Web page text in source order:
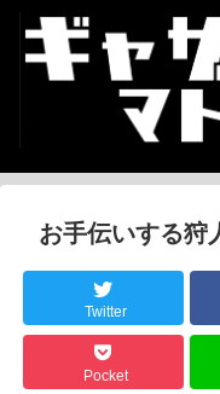
お手伝いする狩
Twitter
Pocket